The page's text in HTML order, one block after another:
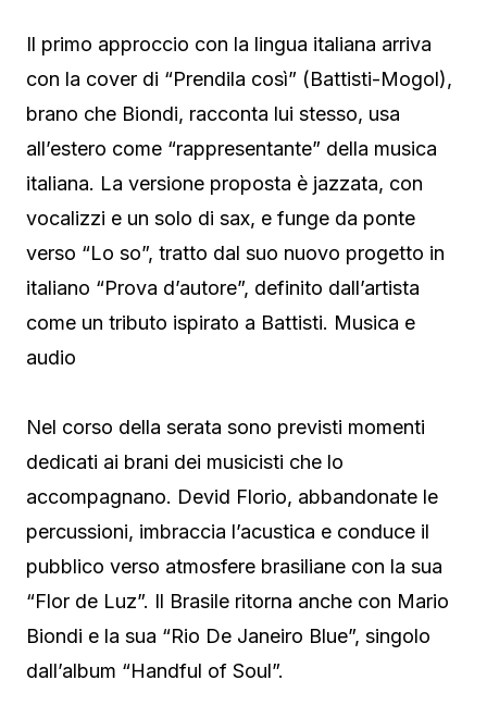
Il primo approccio con la lingua italiana arriva
con la cover di “Prendila così” (Battisti-Mogol),
brano che Biondi, racconta lui stesso, usa
all’estero come “rappresentante” della musica
italiana. La versione proposta è jazzata, con
vocalizzi e un solo di sax, e funge da ponte
verso “Lo so”, tratto dal suo nuovo progetto in
italiano “Prova d’autore”, definito dall’artista
come un tributo ispirato a Battisti. Musica e
audio
Nel corso della serata sono previsti momenti
dedicati ai brani dei musicisti che lo
accompagnano. Devid Florio, abbandonate le
percussioni, imbraccia l’acustica e conduce il
pubblico verso atmosfere brasiliane con la sua
“Flor de Luz”. Il Brasile ritorna anche con Mario
Biondi e la sua “Rio De Janeiro Blue”, singolo
dall’album “Handful of Soul”.